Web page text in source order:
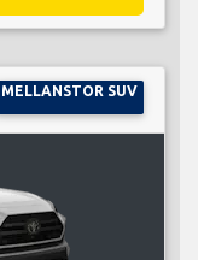
MELLANSTOR SUV